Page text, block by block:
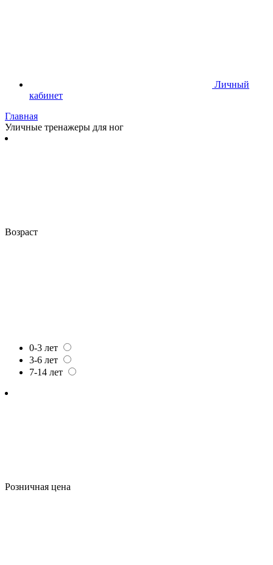
Личный
кабинет
Главная
Уличные тренажеры для ног
Возраст
0-3 лет
3-6 лет
7-14 лет
Розничная цена